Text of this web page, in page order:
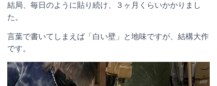
結局、毎日のように貼り続け、３ヶ月くらいかかりまし
た。
言葉で書いてしまえば「白い壁」と地味ですが、結構大作
です。